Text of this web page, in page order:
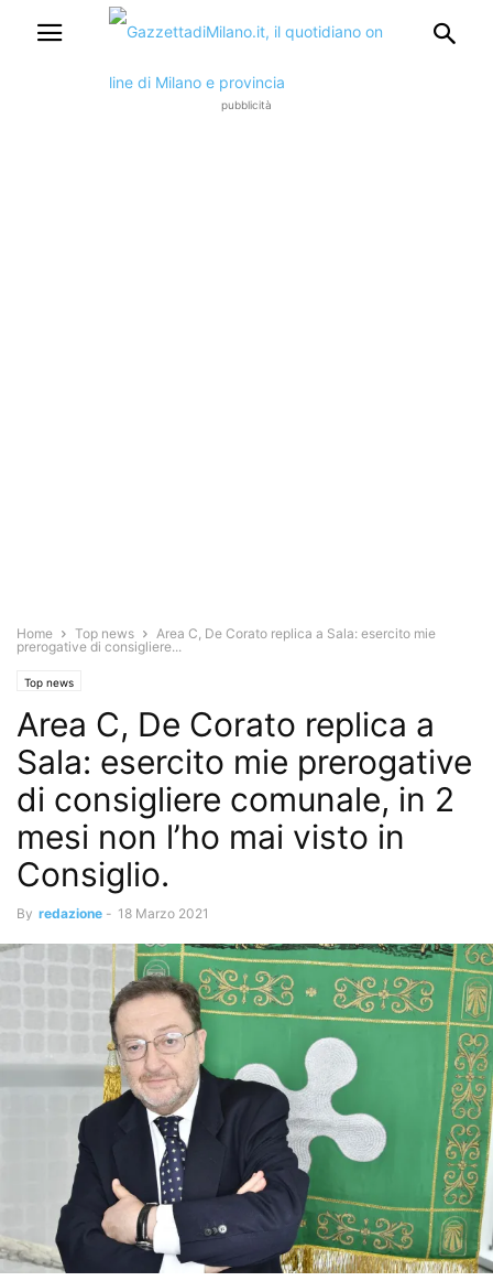
pubblicità
Home Top news
Area C, De Corato replica a Sala: esercito mie
prerogative di consigliere...
Top news
Area C, De Corato replica a
Sala: esercito mie prerogative
di consigliere comunale, in 2
mesi non l’ho mai visto in
Consiglio.
By redazione - 18 Marzo 2021